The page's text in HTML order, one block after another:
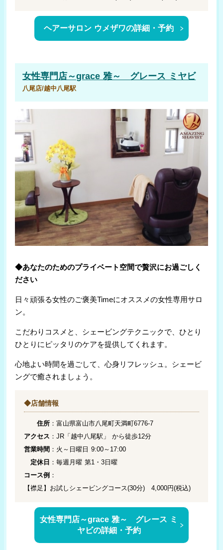
ヘアーサロン ウメザワの詳細・予約
女性専門店～grace 雅～ グレース ミヤビ
八尾店/越中八尾駅
◆あなたのためのプライベート空間で贅沢にお過ごしく
ださい
日々頑張る女性のご褒美Timeにオススメの女性専用サロ
ン。
こだわりコスメと、シェービングテクニックで、ひとり
ひとりにピッタリのケアを提供してくれます。
心地よい時間を過ごして、心身リフレッシュ。シェービ
ングで癒されましょう。
◆店舗情報
住所 ：富山県富山市八尾町天満町6776-7
アクセス ：JR「越中八尾駅」 から徒歩12分
営業時間 ：火～日曜日 9:00～17:00
定休日 ：毎週月曜 第1・3日曜
コース例 ：
【襟足】お試しシェービングコース(30分) 4,000円(税込)
女性専門店～grace 雅～ グレース ミ
ヤビの詳細・予約